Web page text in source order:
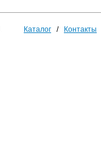
Каталог / Контакты